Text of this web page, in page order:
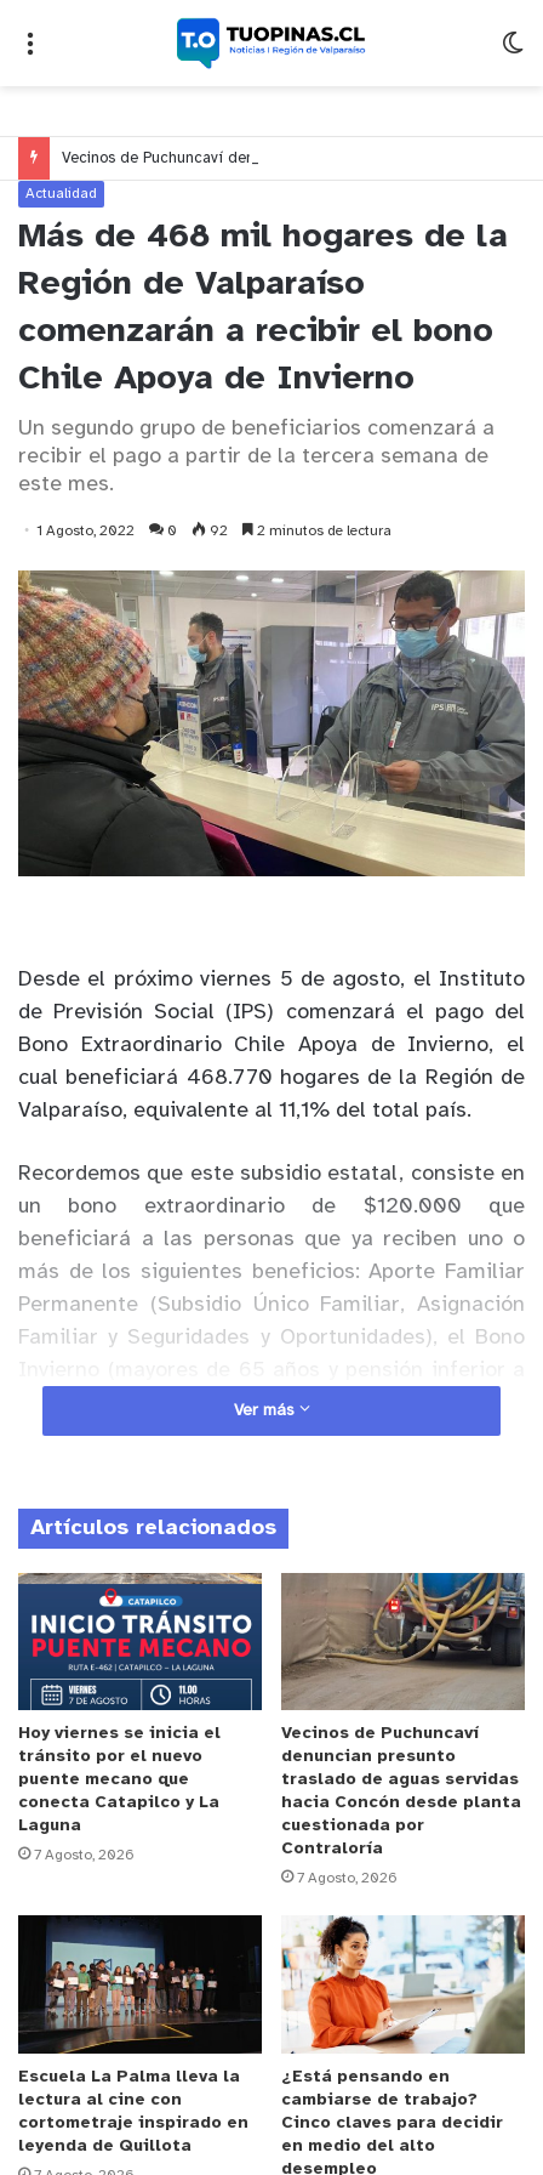
Actualidad
Más de 468 mil hogares de la
Región de Valparaíso
comenzarán a recibir el bono
Chile Apoya de Invierno
Un segundo grupo de beneficiarios comenzará a
recibir el pago a partir de la tercera semana de
este mes.
1 Agosto, 2022 0 92 2 minutos de lectura
Desde el próximo viernes 5 de agosto, el Instituto
de Previsión Social (IPS) comenzará el pago del
Bono Extraordinario Chile Apoya de Invierno, el
cual beneficiará 468.770 hogares de la Región de
Valparaíso, equivalente al 11,1% del total país.
Recordemos que este subsidio estatal, consiste en
un bono extraordinario de $120.000 que
beneficiará a las personas que ya reciben uno o
más de los siguientes beneficios: Aporte Familiar
Permanente (Subsidio Único Familiar, Asignación
Familiar y Seguridades y Oportunidades), el Bono
Pensión Mínima de Vejez), el Subsidio de
Discapacidad Mental, Aporte Previsional Solidario
Además, este subsidio administrado por el IPS -
organismo estatal dependiente del Ministerio del
Trabajo y Previsión Social- llegará a todos los
hogares que no reciben los beneficios anteriores,
pero que son parte del 60% del Registro Social de
Hogares (RSH) y tienen dentro de sus integrantes
a personas menores de 18 años, personas mayores
o personas dependientes o con discapacidad.
Social de la Región de Valparaíso, Susana
Calderón Romero, enfatizó que “Recordemos que
en abril pasado, el Gobierno del Presidente Gabriel
Boric anunció el plan de recuperación económica
inclusiva Chile Apoya, el cual contemplaba más de
20 medidas, y el pasado 11 de julio, este fue
fortalecido mediante el anuncio y creación de este
subsidio, el cual está enfocado en las familias más
Ver más
Artículos relacionados
Hoy viernes se inicia el
tránsito por el nuevo
puente mecano que
conecta Catapilco y La
Laguna
7 Agosto, 2026
Vecinos de Puchuncaví
denuncian presunto
traslado de aguas servidas
hacia Concón desde planta
cuestionada por
Contraloría
7 Agosto, 2026
Escuela La Palma lleva la
lectura al cine con
cortometraje inspirado en
leyenda de Quillota
¿Está pensando en
cambiarse de trabajo?
Cinco claves para decidir
en medio del alto
desempleo